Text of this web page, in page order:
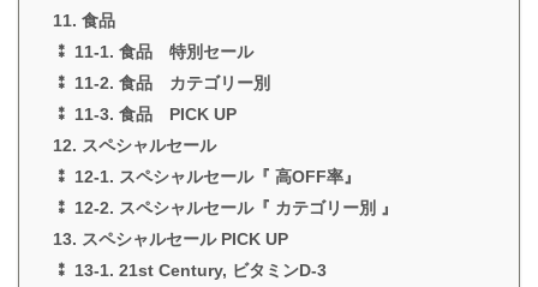
11. 食品
⁑ 11-1. 食品 特別セール
⁑ 11-2. 食品 カテゴリー別
⁑ 11-3. 食品 PICK UP
12. スペシャルセール
⁑ 12-1. スペシャルセール『 高OFF率』
⁑ 12-2. スペシャルセール『 カテゴリー別 』
13. スペシャルセール PICK UP
⁑ 13-1. 21st Century, ビタミンD-3